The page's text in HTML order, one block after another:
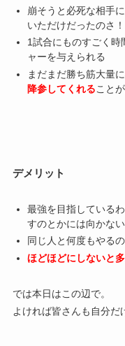
崩そうと必死な相手
いただけだったのさ
1試合にものすごく時
ャーを与えられる
まだまだ勝ち筋大量
降参してくれること
デメリット
最強を目指している
すのとかには向かない
同じ人と何度もやる
ほどほどにしないと
では本日はこの辺で。
よければ皆さんも自分だ